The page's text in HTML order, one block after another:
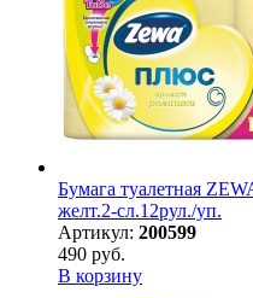
Бумага туалетная
желт.2-сл.12рул./уп.
Артикул: 200599
490 руб.
В корзину